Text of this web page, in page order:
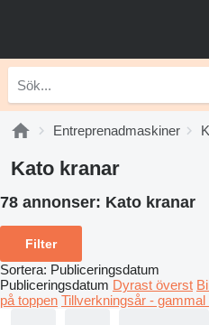
Entreprenadmaskiner
Kato kranar
78 annonser: Kato kranar
Filter
Sortera: Publiceringsdatum
Publiceringsdatum Dyrast överst
på toppen Tillverkningsår -